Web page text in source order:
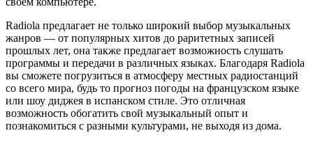
Radiola предлагает не только широкий выбор музыкальных
жанров — от популярных хитов до раритетных записей
прошлых лет, она также предлагает возможность слушать
программы и передачи в различных языках. Благодаря Radiola
вы сможете погрузиться в атмосферу местных радиостанций
со всего мира, будь то прогноз погоды на французском языке
или шоу диджея в испанском стиле. Это отличная
возможность обогатить свой музыкальный опыт и
познакомиться с разными культурами, не выходя из дома.